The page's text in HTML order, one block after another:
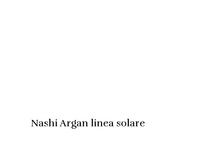
Nashi Argan linea solare